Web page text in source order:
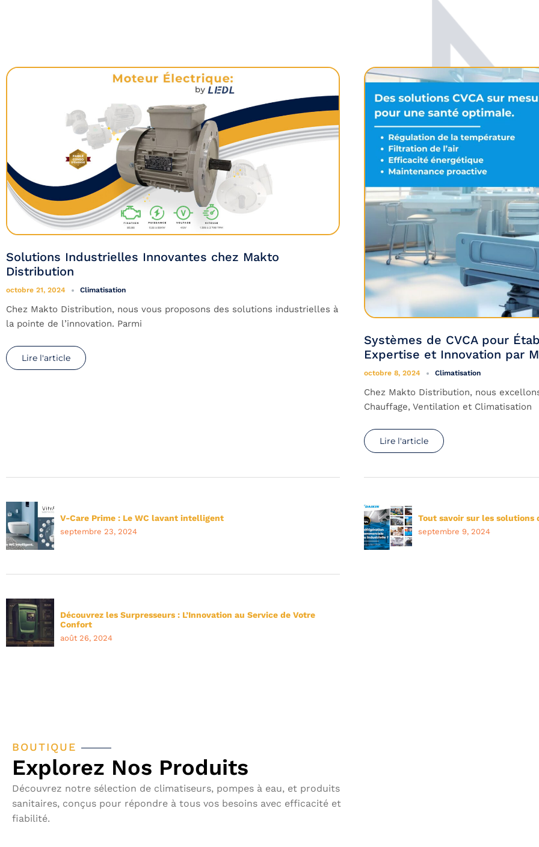
Solutions Industrielles Innovantes chez Makto
Distribution
octobre 21, 2024 Climatisation
Chez Makto Distribution, nous vous proposons des solutions industrielles à
la pointe de l’innovation. Parmi
Lire l'article
Systèmes de CVCA pour
Expertise et Innovation par
octobre 8, 2024 Climatisation
Chez Makto Distribution, nous
Chauffage, Ventilation et Climatisation
Lire l'article
V-Care Prime : Le WC lavant intelligent
septembre 23, 2024
Tout savoir sur les solutions
septembre 9, 2024
Découvrez les Surpresseurs : L’Innovation au Service de Votre
Confort
août 26, 2024
BOUTIQUE
Explorez Nos Produits
Découvrez notre sélection de climatiseurs, pompes à eau, et produits
sanitaires, conçus pour répondre à tous vos besoins avec efficacité et
fiabilité.